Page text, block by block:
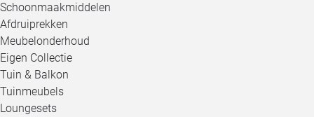
Schoonmaakmiddelen
Afdruiprekken
Meubelonderhoud
Eigen Collectie
Tuin & Balkon
Tuinmeubels
Loungesets